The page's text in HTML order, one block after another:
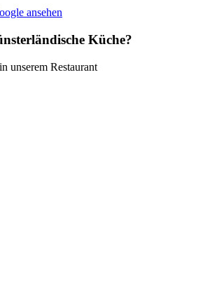
ansehen
Küche?
unserem Restaurant